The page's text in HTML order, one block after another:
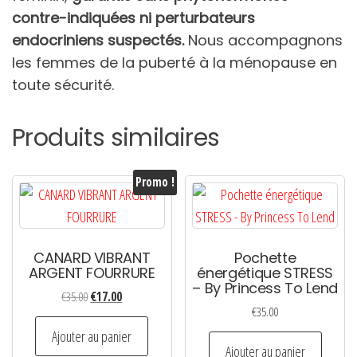
contre-indiquées ni perturbateurs
endocriniens suspectés. Nous accompagnons
les femmes de la puberté à la ménopause en
toute sécurité.
Produits similaires
Promo !
CANARD VIBRANT
ARGENT FOURRURE
€35.00Le
prix
initial
était :
€17.00Le
prix
actuel
est :
Ajouter au panier
Pochette
énergétique STRESS
– By Princess To Lend
€35.00
Ajouter au panier